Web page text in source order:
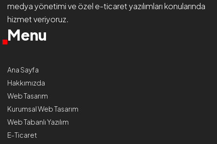
medya yönetimive özel e-ticaret yazılımları konularında
hizmet veriyoruz.
Menu
Ana Sayfa
Hakkımızda
Web Tasarım
Kurumsal Web Tasarım
Web Tabanlı Yazılım
E-Ticaret